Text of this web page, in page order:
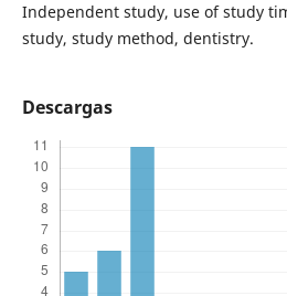
Independent study, use of study
study, study method, dentistry.
Descargas